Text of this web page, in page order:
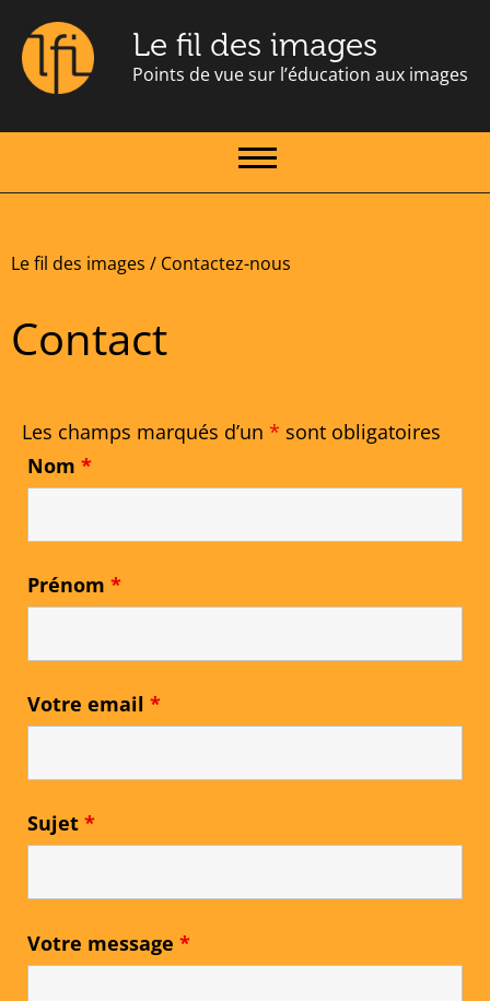
Le fil des images
Points de vue sur l’éducation aux images
Le fil des images / Contactez-nous
Contact
Les champs marqués d’un * sont obligatoires
Nom *
Prénom *
Votre email *
Sujet *
Votre message *